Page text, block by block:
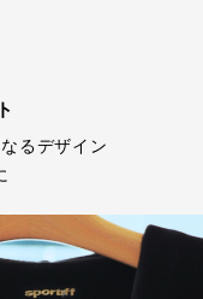
るデザイン